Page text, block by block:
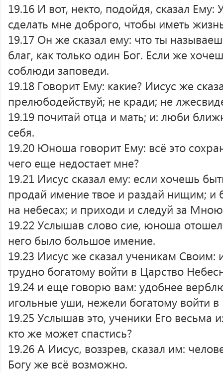
19.16 И вот, некто, подойдя, сказал Ему:
сделать мне доброго, чтобы иметь
19.17 Он же сказал ему: что ты
благ, как только один Бог. Если же
соблюди заповеди.
19.18 Говорит Ему: какие? Иисус же
прелюбодействуй; не кради; не
19.19 почитай отца и мать; и: люби
себя.
19.20 Юноша говорит Ему: всё это
чего еще недостает мне?
19.21 Иисус сказал ему: если хочешь
продай имение твое и раздай нищим; и
на небесах; и приходи и следуй за
19.22 Услышав слово сие, юноша
него было большое имение.
19.23 Иисус же сказал ученикам Своим:
трудно богатому войти в Царство
19.24 и еще говорю вам: удобнее
игольные уши, нежели богатому войти
19.25 Услышав это, ученики Его весьма
кто же может спастись?
19.26 А Иисус, воззрев, сказал им:
Богу же всё возможно.